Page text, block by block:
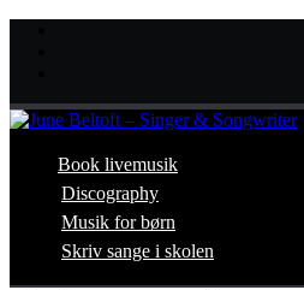
Book livemusik
Discography
Musik for børn
Skriv sange i skolen